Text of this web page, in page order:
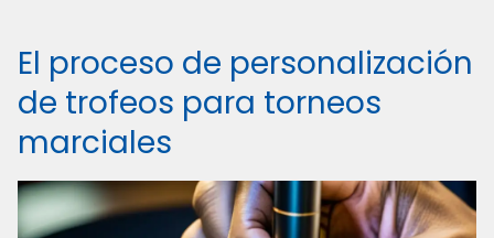
El proceso de personalización
de trofeos para torneos
marciales